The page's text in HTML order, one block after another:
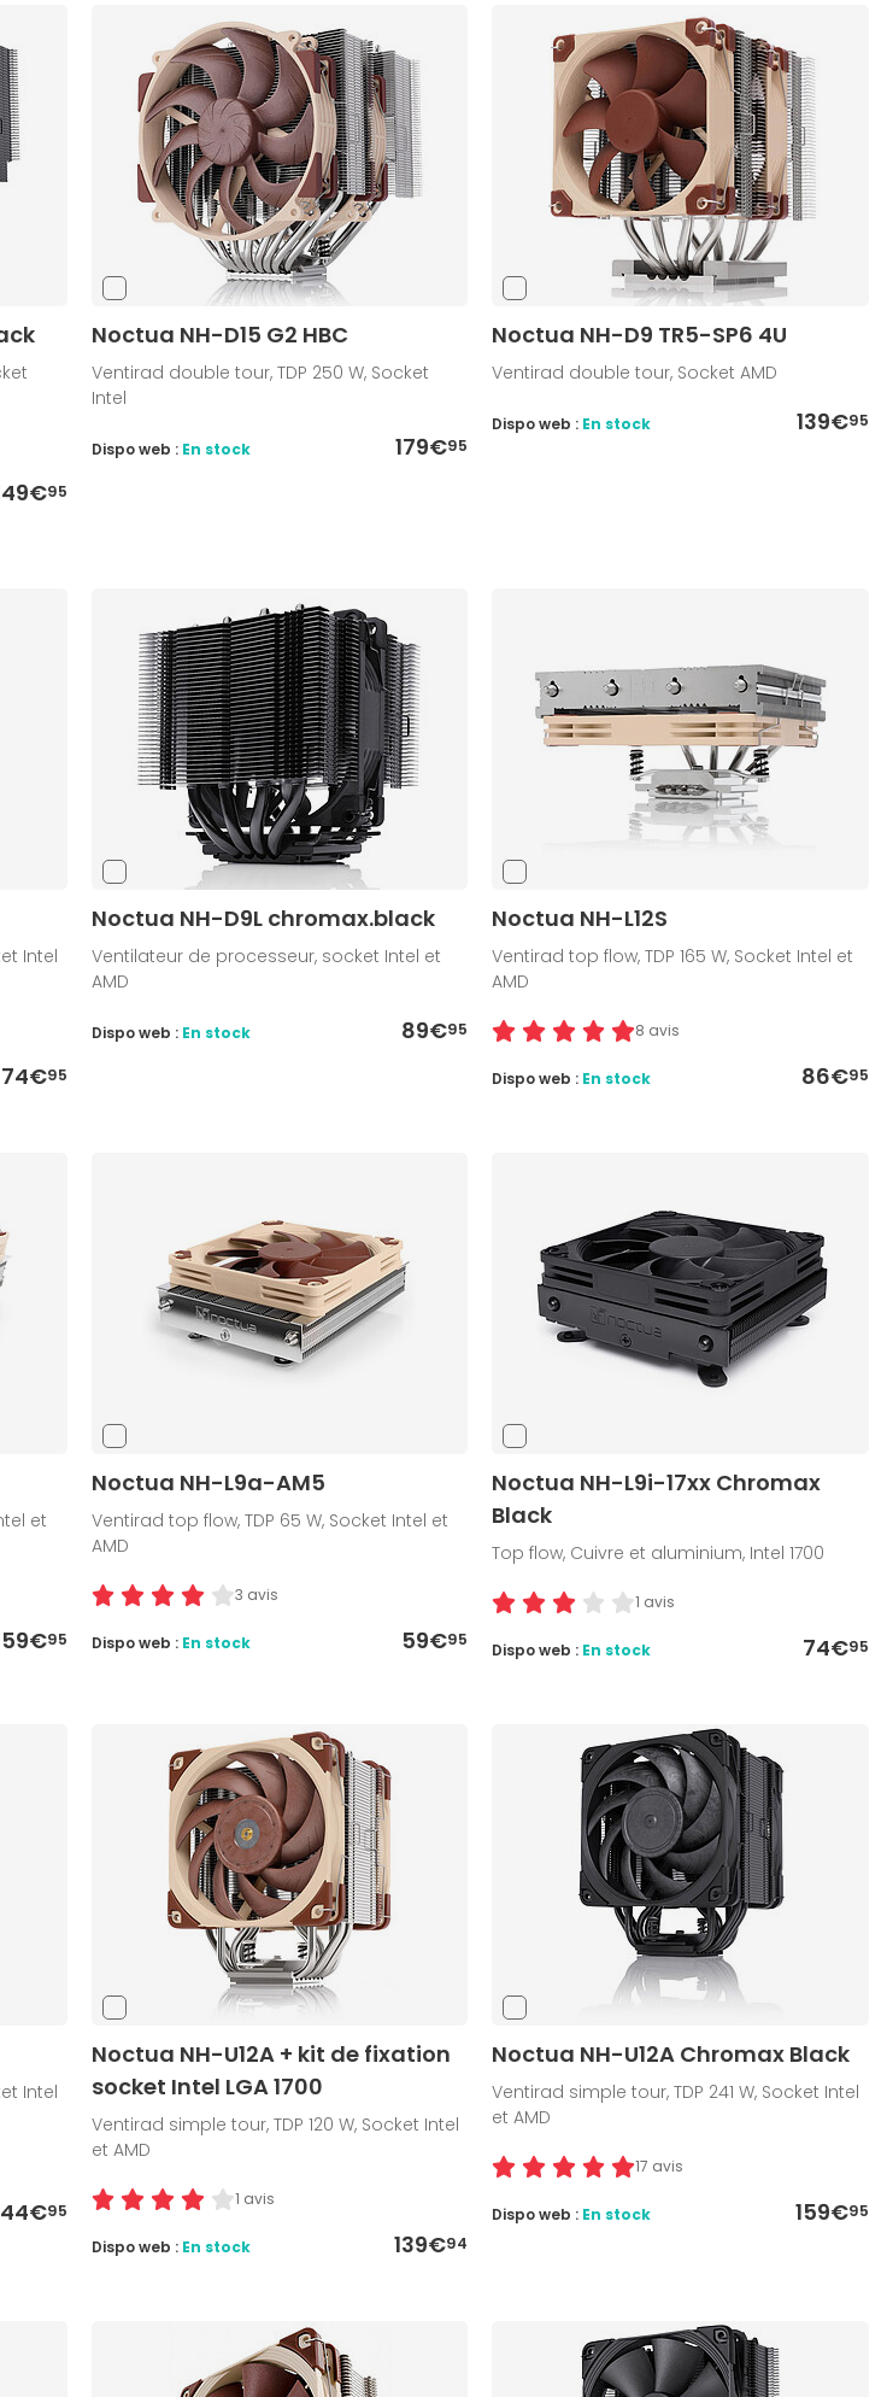
95
Noctua NH-D15 G2 HBC
Ventirad double tour, TDP 250 W, Socket
Intel
179€95
Dispo web : En stock
Noctua NH-D9 TR5-SP6 4U
Ventirad double tour, Socket AMD
139€95
Dispo web : En stock
Intel
74€95
Noctua NH-D9L chromax.black
Ventilateur de processeur, socket Intel et
AMD
89€95
Dispo web : En stock
Noctua NH-L12S
Ventirad top flow, TDP 165 W, Socket Intel et
AMD
8 avis
86€95
Dispo web : En stock
et
59€95
Noctua NH-L9a-AM5
Ventirad top flow, TDP 65 W, Socket Intel et
AMD
3 avis
59€95
Dispo web : En stock
Noctua NH-L9i-17xx Chromax
Black
Top flow, Cuivre et aluminium, Intel 1700
1 avis
74€95
Dispo web : En stock
Intel
95
Noctua NH-U12A + kit de fixation
socket Intel LGA 1700
Ventirad simple tour, TDP 120 W, Socket Intel
et AMD
1 avis
139€94
Dispo web : En stock
Noctua NH-U12A Chromax Black
Ventirad simple tour, TDP 241 W, Socket Intel
et AMD
17 avis
159€95
Dispo web : En stock